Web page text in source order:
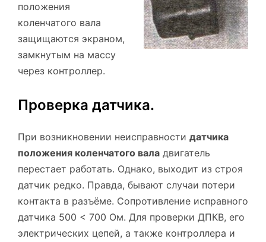
положения
коленчатого вала
защищаются экраном,
замкнутым на массу
через контроллер.
Проверка датчика.
При возникновении неисправности датчика
положения коленчатого вала двигатель
перестает работать. Однако, выходит из строя
датчик редко. Правда, бывают случаи потери
контакта в разъёме. Сопротивление исправного
датчика 500 < 700 Ом. Для проверки ДПКВ, его
электрических цепей, а также контроллера и